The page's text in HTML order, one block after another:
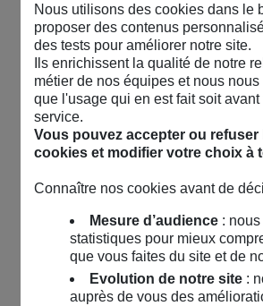
Nous utilisons des cookies dans le
proposer des contenus
des tests pour améliorer notre site.
Ils enrichissent la qualité de notre
métier de nos équipes et nous
que l'usage qui en est fait soit avant
service.
Vous pouvez accepter ou refuser
cookies et modifier votre choix à
Connaître nos cookies avant de
Mesure d’audience: nous
statistiques pour mieux
que vous faites du site et de
Evolution de notre site:
auprès de vous des